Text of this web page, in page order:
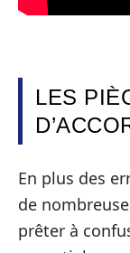
LES
En plus des
de
prêter à